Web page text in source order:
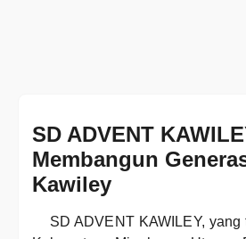
SD ADVENT
Membangun
Kawiley
SD ADVENT KAWILEY,